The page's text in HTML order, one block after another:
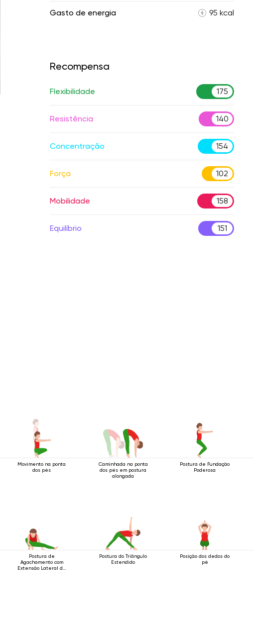
Gasto de energia 95 kcal
Recompensa
Flexibilidade 175
Resistência 140
Concentração 154
Força 102
Mobilidade 158
Equilíbrio 151
Movimento na ponta
dos pés
Caminhada na ponta
dos pés em postura
alongada
Postura de Fundação
Poderosa
Postura de
Agachamento com
Extensão Lateral da
Postura do Triângulo
Estendido
Posição dos dedos do
pé